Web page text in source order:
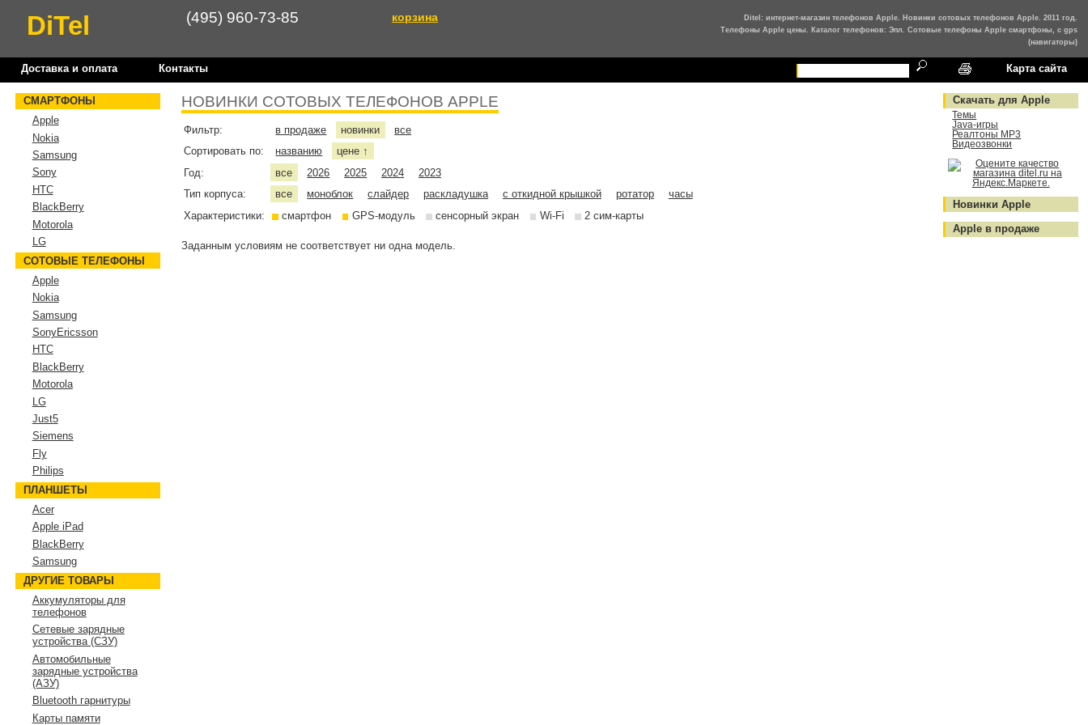
Ditel: интернет-магазин телефонов Apple. Новинки сотовых телефонов Apple. 2011 год.
Телефоны Apple цены. Каталог телефонов: Эпл. Сотовые телефоны Apple смартфоны, с gps
(навигаторы)
DiTel (495) 960-73-85 корзина
Доставка и оплата Контакты Карта сайта
НОВИНКИ СОТОВЫХ ТЕЛЕФОНОВ APPLE
Фильтр: в продаже новинки
все
Сортировать по:
названию цене ↑
Год: все 2026 2025 2024
2023
Тип корпуса:
все моноблок слайдер раскладушка с откидной крышкой ротатор
часы
Характеристики:
смартфон GPS-модуль сенсорный экран Wi-Fi 2 сим-карты
Заданным условиям не соответствует ни одна модель.
Скачать для Apple
Темы
Java-игры
Реалтоны MP3
Видеозвонки
Новинки Apple
Apple в продаже
СМАРТФОНЫ
Apple
Nokia
Samsung
Sony
HTC
BlackBerry
Motorola
LG
СОТОВЫЕ ТЕЛЕФОНЫ
Apple
Nokia
Samsung
SonyEricsson
HTC
BlackBerry
Motorola
LG
Just5
Siemens
Fly
Philips
ПЛАНШЕТЫ
Acer
Apple iPad
BlackBerry
Samsung
ДРУГИЕ ТОВАРЫ
Аккумуляторы для
телефонов
Сетевые зарядные
устройства (СЗУ)
Автомобильные
зарядные устройства
(АЗУ)
Bluetooth гарнитуры
Карты памяти